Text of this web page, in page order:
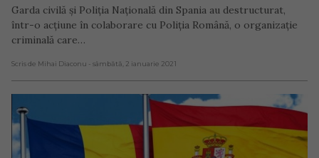
Garda civilă și Poliția Națională din Spania au destructurat,
într-o acțiune în colaborare cu Poliția Română, o organizație
criminală care…
Scris de Mihai Diaconu - sâmbătă, 2 ianuarie 2021